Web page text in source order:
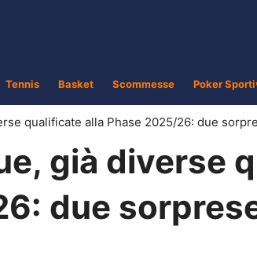
Tennis Basket Scommesse Poker
qualificate alla Phase 2025/26: due
già diverse
due